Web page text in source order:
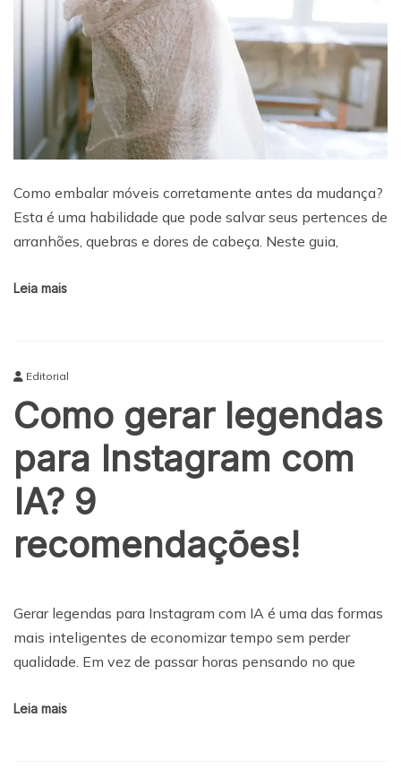
Como embalar móveis corretamente antes da mudança?
Esta é uma habilidade que pode salvar seus pertences de
arranhões, quebras e dores de cabeça. Neste guia,
Leia mais
Editorial
Como gerar legendas
para Instagram com
IA? 9
recomendações!
Gerar legendas para Instagram com IA é uma das formas
mais inteligentes de economizar tempo sem perder
qualidade. Em vez de passar horas pensando no que
Leia mais